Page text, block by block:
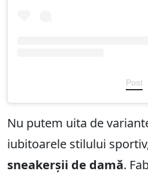
Post
Nu putem uita de
iubitoarele stilului
sneakerșii de damă.